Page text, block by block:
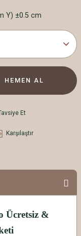
Y) ±0.5 cm
HEMEN AL
Et
Karşılaştır
Ücretsiz &